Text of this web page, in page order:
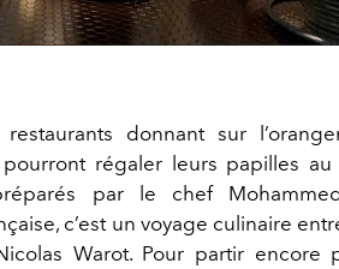
donnant sur
régaler leurs papilles au
par le chef
c’est un voyage culinaire
Warot. Pour partir encore